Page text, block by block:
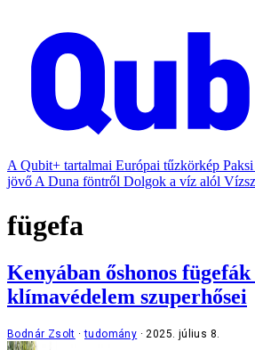
A Qubit+ tartalmai Európai tűzkörkép
jövő A Duna föntről Dolgok a víz alól
fügefa
Kenyában őshonos
klímavédelem szuperhősei
Bodnár Zsolt tudomány 2025. július 8.